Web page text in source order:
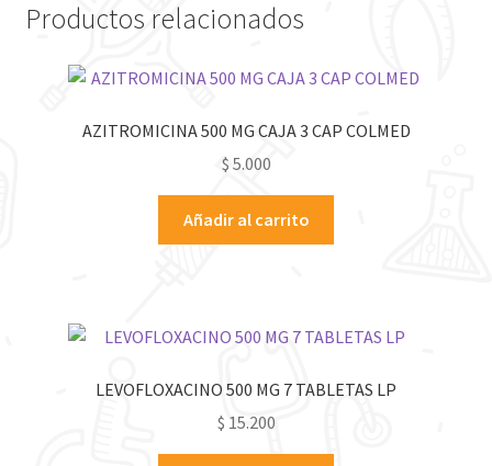
Productos relacionados
AZITROMICINA 500 MG CAJA 3 CAP COLMED
$ 5.000
Añadir al carrito
LEVOFLOXACINO 500 MG 7 TABLETAS LP
$ 15.200